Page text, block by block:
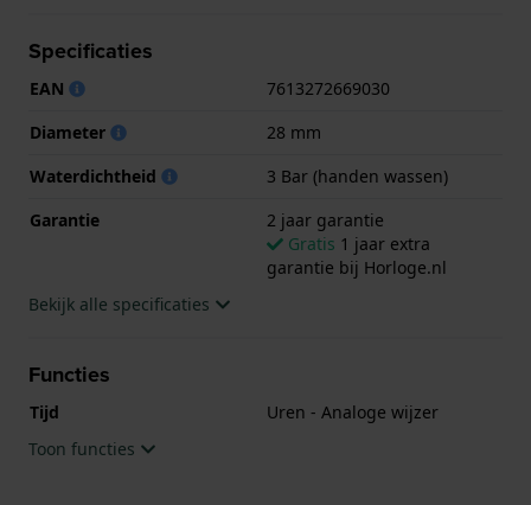
geleverd met 2 jaar garantie.
Specificaties
EAN
7613272669030
Diameter
28 mm
Waterdichtheid
3 Bar (handen wassen)
Garantie
2 jaar garantie
Gratis 1 jaar extra
garantie bij Horloge.nl
Bekijk alle specificaties
Functies
Tijd
Uren - Analoge wijzer
Toon functies